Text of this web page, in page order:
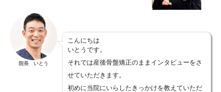
院長 いとう
こんにちは
いとうです。
それでは産後骨盤矯正のままインタビューをさ
せていただきます。
初めに当院にいらしたきっかけを教えていただ